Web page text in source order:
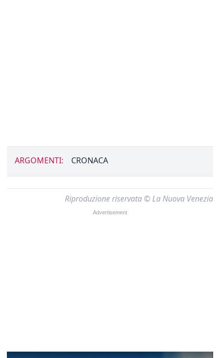
ARGOMENTI: CRONACA
Riproduzione riservata © La Nuova Venezia